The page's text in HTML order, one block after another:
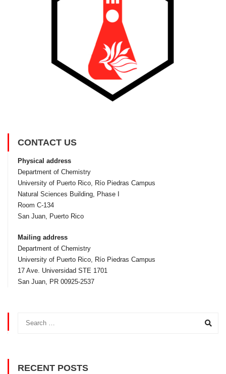
CONTACT US
Physical address
Department of Chemistry
University of Puerto Rico, Rí­o Piedras Campus
Natural Sciences Building, Phase I
Room C-134
San Juan, Puerto Rico
Mailing address
Department of Chemistry
University of Puerto Rico, Rí­o Piedras Campus
17 Ave. Universidad STE 1701
San Juan, PR 00925-2537
RECENT POSTS